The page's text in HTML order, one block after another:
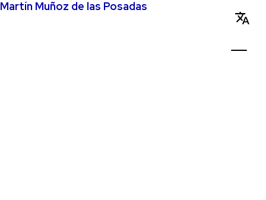
Martín Muñoz de las Posadas